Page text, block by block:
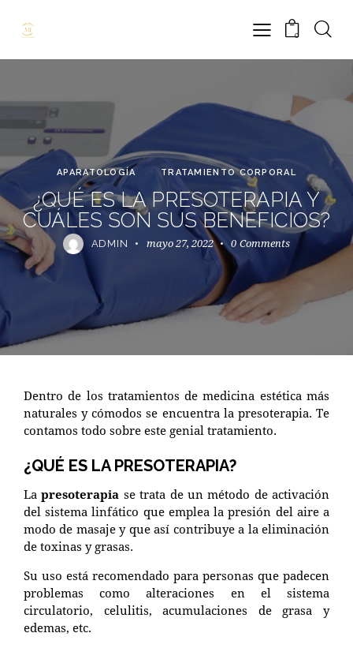
0
APARATOLOGÍA TRATAMIENTO CORPORAL
¿QUÉ ES LA PRESOTERAPIA Y
CUÁLES SON SUS BENEFICIOS?
ADMIN mayo 27, 2022 0 Comments
Dentro de los tratamientos de medicina estética más
naturales y cómodos se encuentra la presoterapia. Te
contamos todo sobre este genial tratamiento.
¿QUÉ ES LA PRESOTERAPIA?
Lapresoterapia se trata de un método de activación
del sistema linfático que emplea la presión del aire a
modo de masaje y que así contribuye a la eliminación
de toxinas y grasas.
Su uso está recomendado para personas que padecen
problemas como alteraciones en el sistema
circulatorio, celulitis, acumulaciones de grasa y
edemas, etc.